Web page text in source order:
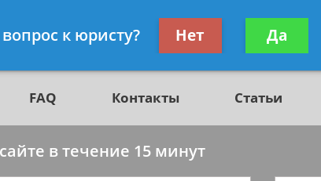
юрист
Получите консультацию
бесплатно
FAQ Контакты Статьи
в течение 15 минут
к юристу? Нет Да